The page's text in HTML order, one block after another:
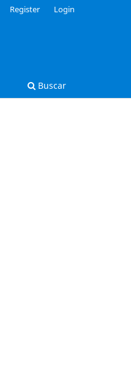
Buscar
Register Login